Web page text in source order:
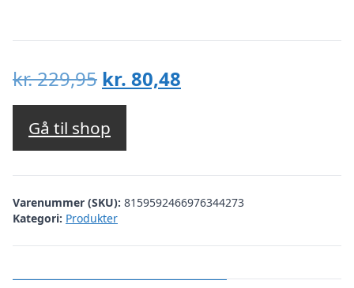
kr.229,95 Den
oprindelige
pris
var:
kr. 229,95.
kr. 80,48
kr. 80,48.
Gå til shop
Varenummer (SKU): 8159592466976344273
Kategori: Produkter